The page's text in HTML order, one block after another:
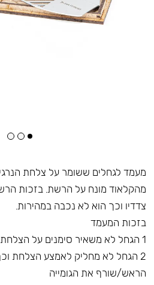
מעמד לגחלים ששומר על צלחת
מהקלאוד מונח על הרשת. בזכות
צדדיו וכך הוא לא נכבה במהירות.
בזכות המעמד
1 הגחל לא משאיר סימנים על הצלחת
2 הגחל לא מחליק לאמצע הצלחת
הראש/שורף את הגומייה